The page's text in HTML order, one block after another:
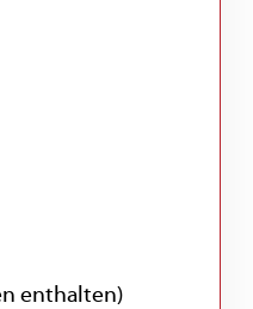
enthalten)